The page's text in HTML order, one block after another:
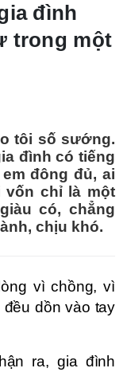
đình
trong một
tôi số sướng.
đình có tiếng
đông đủ, ai
vốn chỉ là một
có, chẳng
chịu khó.
vì chồng, vì
dồn vào tay
ra, gia đình